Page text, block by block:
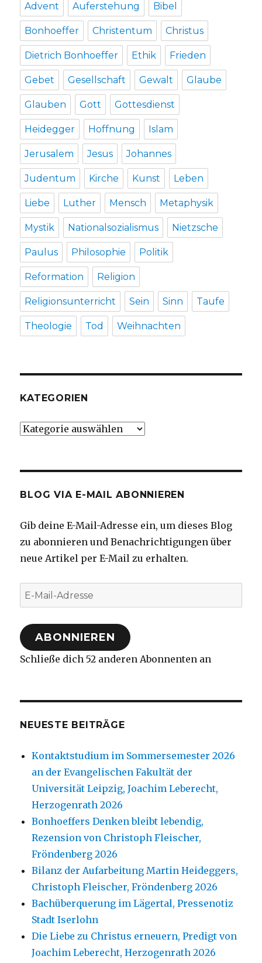
Advent Auferstehung Bibel
Bonhoeffer Christentum Christus
Dietrich Bonhoeffer Ethik Frieden
Gebet Gesellschaft Gewalt Glaube
Glauben Gott Gottesdienst
Heidegger Hoffnung Islam
Jerusalem Jesus Johannes
Judentum Kirche Kunst Leben
Liebe Luther Mensch Metaphysik
Mystik Nationalsozialismus Nietzsche
Paulus Philosophie Politik
Reformation Religion
Religionsunterricht Sein Sinn Taufe
Theologie Tod Weihnachten
KATEGORIEN
Kategorien
BLOG VIA E-MAIL ABONNIEREN
Gib deine E-Mail-Adresse ein, um dieses Blog
zu abonnieren und Benachrichtigungen über
neue Artikel per E-Mail zu erhalten.
E-
Mail-
Adresse
ABONNIEREN
Schließe dich 52 anderen Abonnenten an
NEUESTE BEITRÄGE
Kontaktstudium im Sommersemester 2026
an der Evangelischen Fakultät der
Universität Leipzig, Joachim Leberecht,
Herzogenrath 2026
Bonhoeffers Denken bleibt lebendig,
Rezension von Christoph Fleischer,
Fröndenberg 2026
Bilanz der Aufarbeitung Martin Heideggers,
Christoph Fleischer, Fröndenberg 2026
Bachüberquerung im Lägertal, Pressenotiz
Stadt Iserlohn
Die Liebe zu Christus erneuern, Predigt von
Joachim Leberecht, Herzogenrath 2026